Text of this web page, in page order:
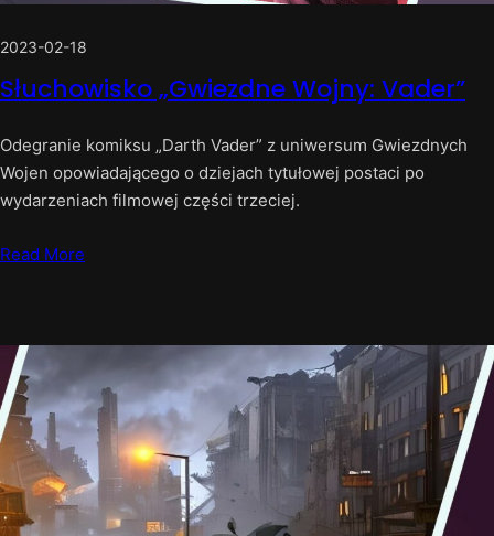
2023-02-18
Słuchowisko „Gwiezdne Wojny: Vader”
Odegranie komiksu „Darth Vader” z uniwersum Gwiezdnych
Wojen opowiadającego o dziejach tytułowej postaci po
wydarzeniach filmowej części trzeciej.
Read More